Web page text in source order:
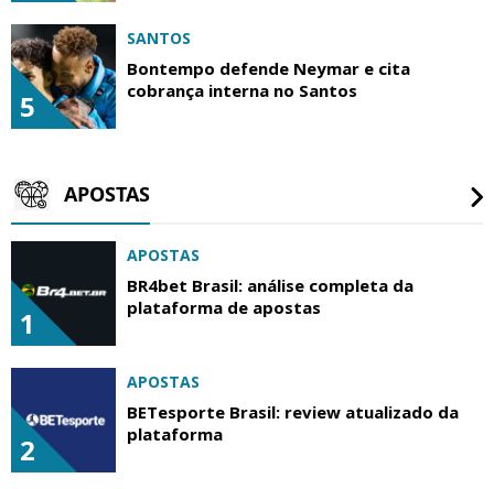
5
SANTOS
Bontempo defende Neymar e cita
cobrança interna no Santos
APOSTAS
1
APOSTAS
BR4bet Brasil: análise completa da
plataforma de apostas
2
APOSTAS
BETesporte Brasil: review atualizado da
plataforma